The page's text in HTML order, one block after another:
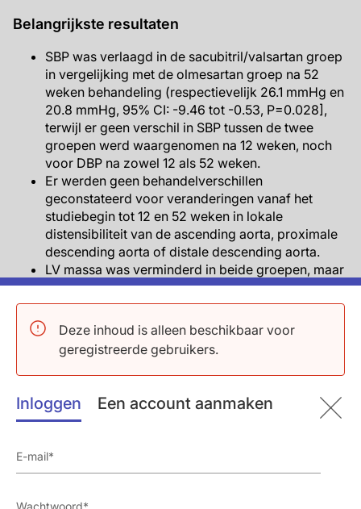
Deze inhoud is alleen beschikbaar voor
geregistreerde gebruikers.
Inloggen Een account aanmaken
Belangrijkste resultaten
SBP was verlaagd in de sacubitril/valsartan groep
in vergelijking met de olmesartan groep na 52
weken behandeling (respectievelijk 26.1 mmHg en
20.8 mmHg, 95% CI: -9.46 tot -0.53, P=0.028],
terwijl er geen verschil in SBP tussen de twee
groepen werd waargenomen na 12 weken, noch
voor DBP na zowel 12 als 52 weken.
Er werden geen behandelverschillen
geconstateerd voor veranderingen vanaf het
studiebegin tot 12 en 52 weken in lokale
distensibiliteit van de ascending aorta, proximale
descending aorta of distale descending aorta.
LV massa was verminderd in beide groepen, maar
in de sacubitril/valsartan groep werd een grotere
reductie waargenomen dan in de olmesartan
groep met een behandelverschil van 8.0966 g
(95% CI: -15.9848 tot -0.2084, P=0.049) na 12
weken en -5.1942 g (95% CI: -10.65 tot 0.26,
P=0.062) na 52 weken.
Een grotere reductie werd waargenomen ) in de
sacubitril/valsartan groep dan in de olmesartan
behandelingsverschil was -4.05 g/m2 (95% CI:
12 weken en -3.27 g/m2 (95% CI: -6.21 tot -0.34,